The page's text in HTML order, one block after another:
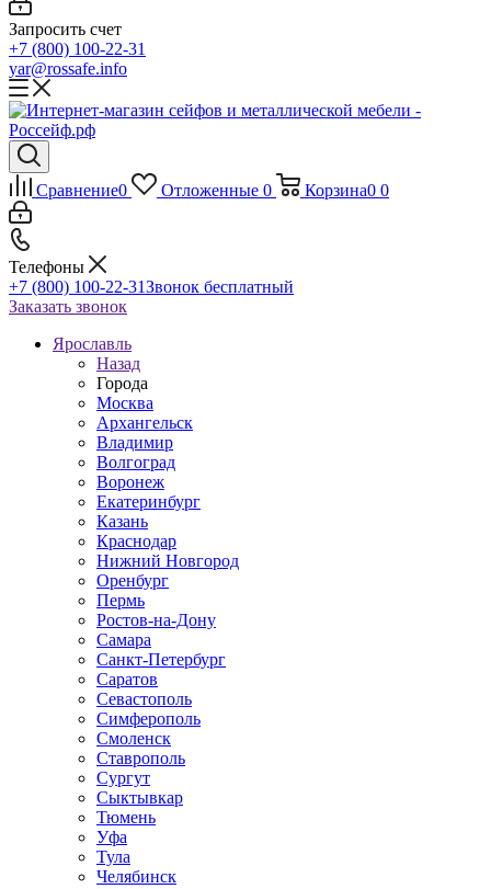
Запросить счет
+7 (800) 100-22-31
yar@rossafe.info
Сравнение0 Отложенные 0 Корзина0 0
Телефоны
+7 (800) 100-22-31Звонок бесплатный
Заказать звонок
Ярославль
Назад
Города
Москва
Архангельск
Владимир
Волгоград
Воронеж
Екатеринбург
Казань
Краснодар
Нижний Новгород
Оренбург
Пермь
Ростов-на-Дону
Самара
Санкт-Петербург
Саратов
Севастополь
Симферополь
Смоленск
Ставрополь
Сургут
Сыктывкар
Тюмень
Уфа
Тула
Челябинск